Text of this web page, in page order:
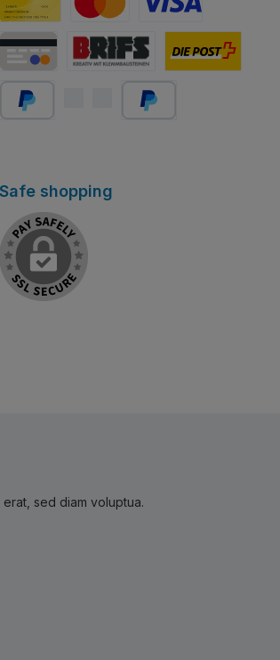
Safe shopping
sed diam voluptua.